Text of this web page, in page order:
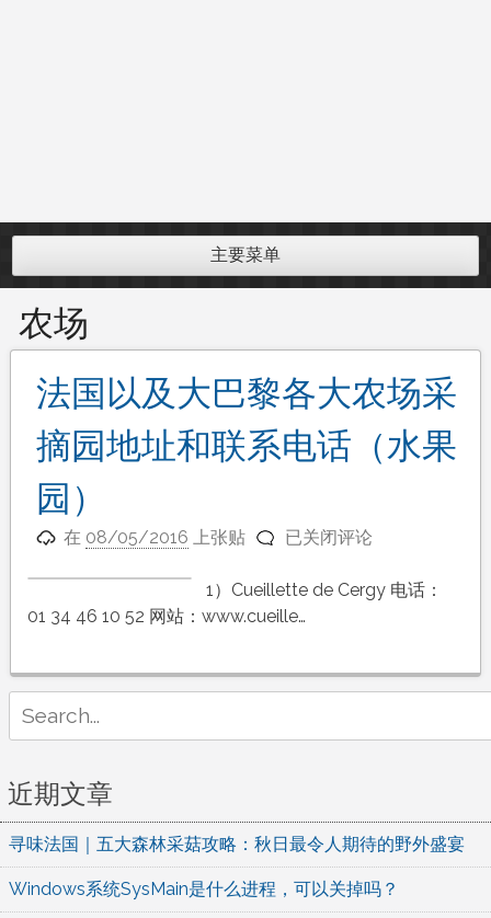
主要菜单
农场
法国以及大巴黎各大农场采
摘园地址和联系电话（水果
园）
在 08/05/2016 上张贴
法
以
及
巴
黎
大
采
摘
园
地
已关闭评论
1）Cueillette de Cergy 电话：
01 34 46 10 52 网站：www.cueille…
for:
近期文章
寻味法国｜五大森林采菇攻略：秋日最令人期待的野外盛宴
Windows系统SysMain是什么进程，可以关掉吗？